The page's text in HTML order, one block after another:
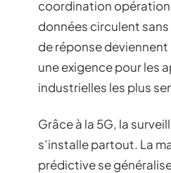
coordination
données circulent
de réponse
une exigence pour les
industrielles les plus
Grâce à la 5G, la
s’installe partout. La
prédictive se